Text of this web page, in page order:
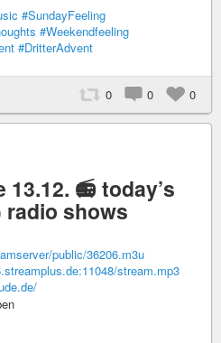
#SundayFeeling
#Weekendfeeling
#DritterAdvent
0 0 0
📻 today’s
radio shows
public/36206.m3u
stream.mp3